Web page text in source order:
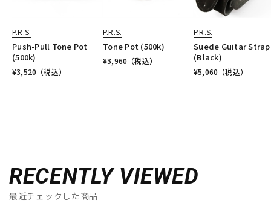
P.R.S.
Push-Pull Tone Pot
(500k)
¥3,520 （税込）
P.R.S.
Tone Pot (500k)
¥3,960 （税込）
P.R.S.
Suede Guitar Strap
(Black)
¥5,060 （税込）
RECENTLY VIEWED
最近チェックした商品